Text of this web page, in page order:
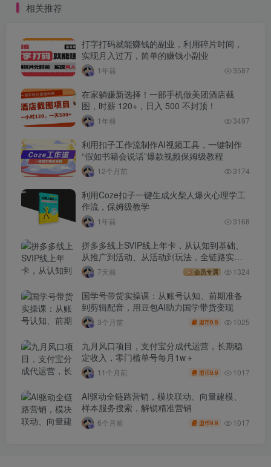
相关推荐
打字打码就能赚钱的副业，利用碎片时间，
实现月入过万，简单的赚钱小副业
1年前 3587
在家躺赚新选择！一部手机做美团酒店截
图，时薪 120+，日入 500 不封顶！
1年前 3497
利用扣子工作流制作AI视频工具，一键制作
“假如书籍会说话”爆款视频保姆级教程
12个月前 3174
利用Coze扣子一键生成火柴人爆火心理学工
作流，保姆级教学
1年前 3168
拼多多线上SVIP线上年卡，从认知到基础、
从推广到活动、从活动到玩法，全链路实战
(260730)
7天前 会员专属 1324
国学号带货实操课：从账号认知、前期准备
到剪辑配音，用豆包AI助力国学带货变现
3个月前 盟币9.9 1025
九月风口项目，支付宝分成代运营，长期稳
定收入，零门槛单号每月1w＋
11个月前 盟币9.9 1017
AI驱动全链路营销，模块联动、向量建模、
样本服务搜索，解锁精准营销
6个月前 盟币9.9 1017